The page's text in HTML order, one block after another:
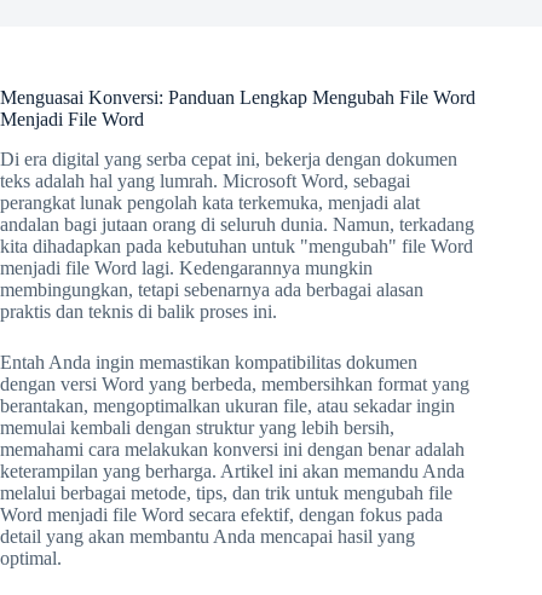
Menguasai Konversi: Panduan Lengkap Mengubah File Word
Menjadi File Word
Di era digital yang serba cepat ini, bekerja dengan dokumen
teks adalah hal yang lumrah. Microsoft Word, sebagai
perangkat lunak pengolah kata terkemuka, menjadi alat
andalan bagi jutaan orang di seluruh dunia. Namun, terkadang
kita dihadapkan pada kebutuhan untuk "mengubah" file Word
menjadi file Word lagi. Kedengarannya mungkin
membingungkan, tetapi sebenarnya ada berbagai alasan
praktis dan teknis di balik proses ini.
Entah Anda ingin memastikan kompatibilitas dokumen
dengan versi Word yang berbeda, membersihkan format yang
berantakan, mengoptimalkan ukuran file, atau sekadar ingin
memulai kembali dengan struktur yang lebih bersih,
memahami cara melakukan konversi ini dengan benar adalah
keterampilan yang berharga. Artikel ini akan memandu Anda
melalui berbagai metode, tips, dan trik untuk mengubah file
Word menjadi file Word secara efektif, dengan fokus pada
detail yang akan membantu Anda mencapai hasil yang
optimal.